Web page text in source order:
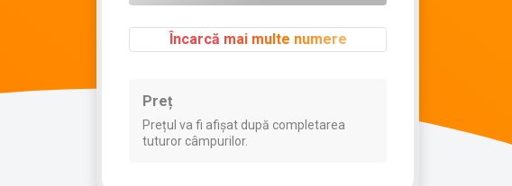
Încarcă mai multe numere
Preț
Prețul va fi afișat după completarea
tuturor câmpurilor.